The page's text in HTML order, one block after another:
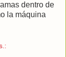
dentro de
la máquina